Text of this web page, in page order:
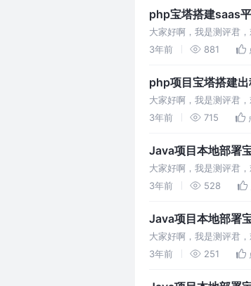
php宝塔搭建saas
大家好啊，我是测评君
租户管理后台(域名+/
3年前 881
php项目宝塔搭建
大家好啊，我是测评君
3年前
715
Java项目本地部署
大家好啊，我是测评君
3年前
528
Java项目本地部署
大家好啊，我是测评君
3年前
251